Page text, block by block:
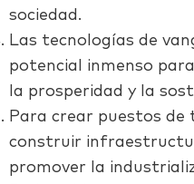
sociedad.
Las tecnologías de
potencial inmenso
la prosperidad y la
Para crear puestos de
construir
promover la